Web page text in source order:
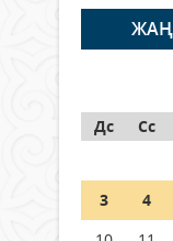
06
05
Шетелде
Дс
Сс
3
4